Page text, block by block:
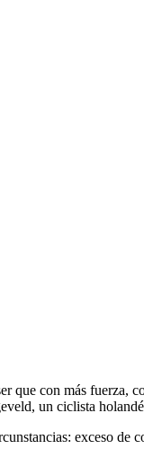
que con más
un ciclista
exceso de